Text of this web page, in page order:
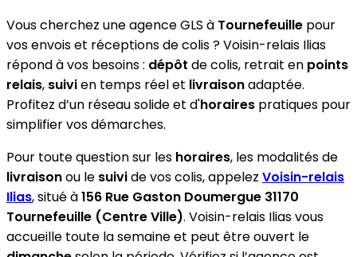
Vous cherchez une agence GLS à Tournefeuille pour
vos envois et réceptions de colis ? Voisin-relais Ilias
répond à vos besoins : dépôt de colis, retrait en points
relais, suivien temps réel et livraisonadaptée.
Profitez d’un réseau solide et d'horaires pratiques pour
simplifier vos démarches.
Pour toute question sur les horaires, les modalités de
livraisonou le suivide vos colis, appelez Voisin-relais
Ilias, situé à156 Rue Gaston Doumergue 31170
Tournefeuille (Centre Ville). Voisin-relais Ilias vous
accueille toute la semaine et peut être ouvert le